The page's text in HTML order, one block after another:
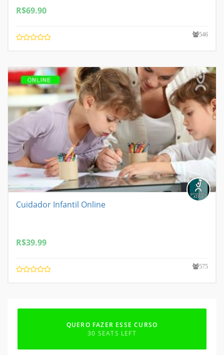
R$69.90
546
Cuidador Infantil Online
R$39.99
575
QUERO FAZER ESSE CURSO
30 SEATS LEFT